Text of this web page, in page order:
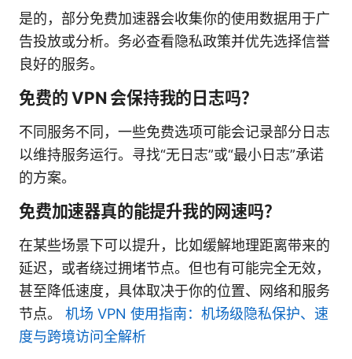
是的，部分免费加速器会收集你的使用数据用于广
告投放或分析。务必查看隐私政策并优先选择信誉
良好的服务。
免费的 VPN 会保持我的日志吗？
不同服务不同，一些免费选项可能会记录部分日志
以维持服务运行。寻找“无日志”或“最小日志”承诺
的方案。
免费加速器真的能提升我的网速吗？
在某些场景下可以提升，比如缓解地理距离带来的
延迟，或者绕过拥堵节点。但也有可能完全无效，
甚至降低速度，具体取决于你的位置、网络和服务
节点。 机场 VPN 使用指南：机场级隐私保护、速
度与跨境访问全解析